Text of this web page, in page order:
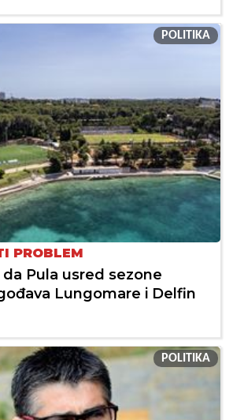
POLITIKA
PROBLEM
Pula usred sezone
Lungomare i Delfin
POLITIKA